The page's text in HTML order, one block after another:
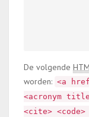
De volgende
worden: <a
<acronym
<cite>